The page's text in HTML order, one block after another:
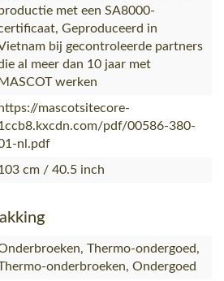
met een SA8000-
Geproduceerd in
bij gecontroleerde partners
al meer dan 10 jaar met
werken
mascotsitecore-
pdf/00586-380-
nl.pdf
cm / 40.5 inch
Thermo-ondergoed,
onderbroeken, Ondergoed